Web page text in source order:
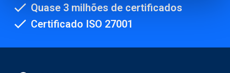
Quase 3 milhões de certificados
Certificado ISO 27001